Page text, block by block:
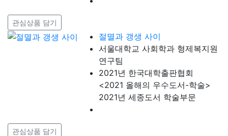
관심상품 담기
절멸과 갱생 사이
서울대학교 사회학과 형제복지원
연구팀
2021년 한국대학출판협회
<2021 올해의 우수도서-학술>
2021년 세종도서 학술부문
관심상품 담기